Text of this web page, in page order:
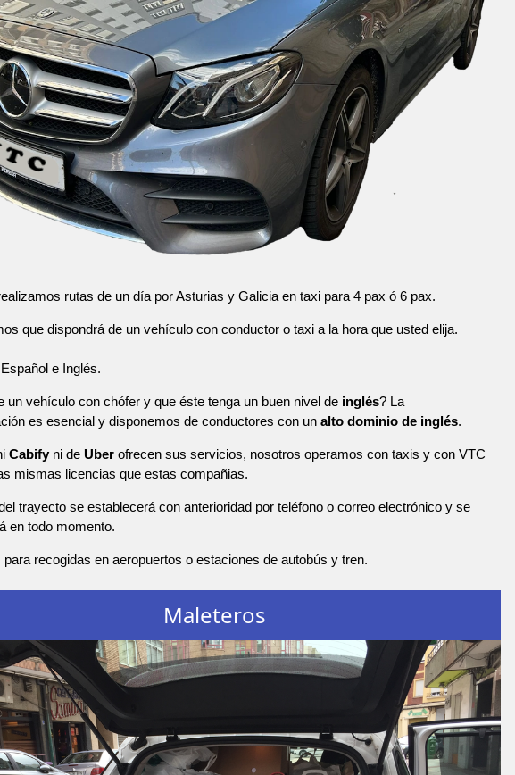
rutas de un día por Asturias y Galicia en taxi para 4 pax ó 6 pax.
que dispondrá de un vehículo con conductor o taxi a la hora que usted elija.
Español e Inglés.
un vehículo con chófer y que éste tenga un buen nivel de inglés? La
es esencial y disponemos de conductores con un alto dominio de inglés.
Cabifyni de Uberofrecen sus servicios, nosotros operamos con taxis y con VTC
mismas licencias que estas compañias.
trayecto se establecerá con anterioridad por teléfono o correo electrónico y se
en todo momento.
recogidas en aeropuertos o estaciones de autobús y tren.
Maleteros